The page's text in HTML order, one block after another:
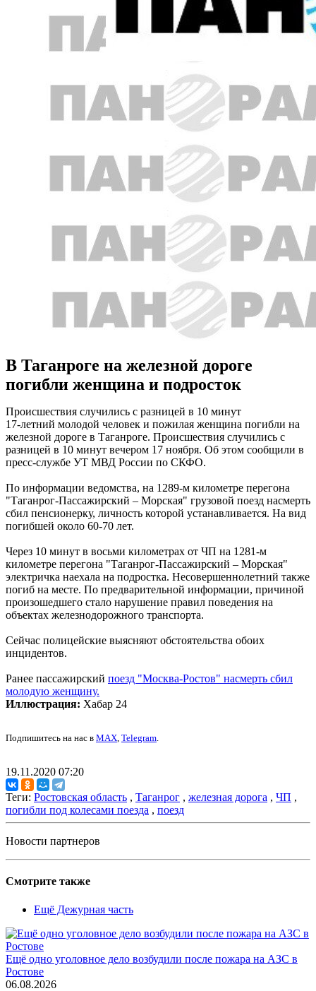
В Таганроге на железной дороге
погибли женщина и подросток
Происшествия случились с разницей в 10 минут
17-летний молодой человек и пожилая женщина погибли на
железной дороге в Таганроге. Происшествия случились с
разницей в 10 минут вечером 17 ноября. Об этом сообщили в
пресс-службе УТ МВД России по СКФО.
По информации ведомства, на 1289-м километре перегона
"Таганрог-Пассажирский – Морская" грузовой поезд насмерть
сбил пенсионерку, личность которой устанавливается. На вид
погибшей около 60-70 лет.
Через 10 минут в восьми километрах от ЧП на 1281-м
километре перегона "Таганрог-Пассажирский – Морская"
электричка наехала на подростка. Несовершеннолетний также
погиб на месте. По предварительной информации, причиной
произошедшего стало нарушение правил поведения на
объектах железнодорожного транспорта.
Сейчас полицейские выясняют обстоятельства обоих
инцидентов.
Ранее пассажирский поезд "Москва-Ростов" насмерть сбил
молодую женщину.
Иллюстрация: Хабар 24
Подпишитесь на нас в MAX, Telegram.
19.11.2020 07:20
Теги: Ростовская область , Таганрог , железная дорога , ЧП ,
погибли под колесами поезда , поезд
Новости партнеров
Смотрите также
Ещё Дежурная часть
Ещё одно уголовное дело возбудили после пожара на АЗС в
Ростове
06.08.2026